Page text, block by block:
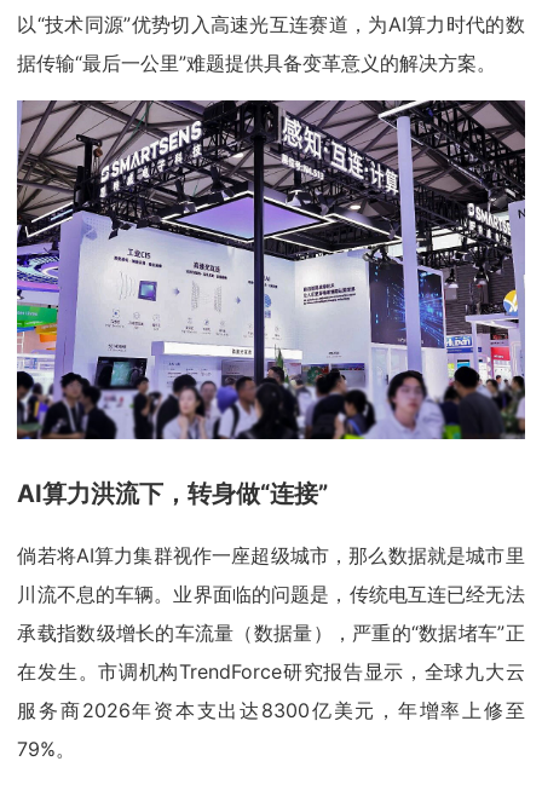
以“技术同源”优势切入高速光互连赛道，为AI算力时代的数
据传输“最后一公里”难题提供具备变革意义的解决方案。
AI算力洪流下，转身做“连接”
倘若将AI算力集群视作一座超级城市，那么数据就是城市里
川流不息的车辆。业界面临的问题是，传统电互连已经无法
承载指数级增长的车流量（数据量），严重的“数据堵车”正
在发生。市调机构TrendForce研究报告显示，全球九大云
服务商2026年资本支出达8300亿美元，年增率上修至
79%。